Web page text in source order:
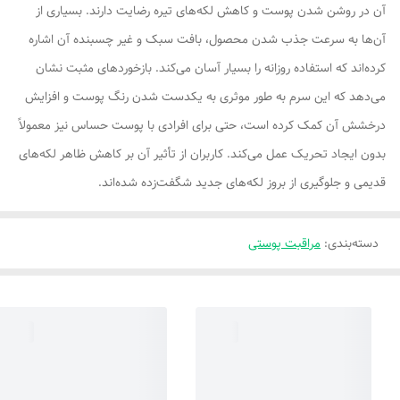
آن در روشن شدن پوست و کاهش لکه‌های تیره رضایت دارند. بسیاری از
آن‌ها به سرعت جذب شدن محصول، بافت سبک و غیر چسبنده آن اشاره
کرده‌اند که استفاده روزانه را بسیار آسان می‌کند. بازخوردهای مثبت نشان
می‌دهد که این سرم به طور موثری به یکدست شدن رنگ پوست و افزایش
درخشش آن کمک کرده است، حتی برای افرادی با پوست حساس نیز معمولاً
بدون ایجاد تحریک عمل می‌کند. کاربران از تأثیر آن بر کاهش ظاهر لکه‌های
قدیمی و جلوگیری از بروز لکه‌های جدید شگفت‌زده شده‌اند.
دسته‌بندی: مراقبت پوستی